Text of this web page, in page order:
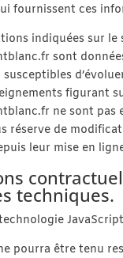
fournissent ces
indiquées sur le
sont
figurant
ne sont pas
réserve de
leur mise en
techniques.
pourra être tenu